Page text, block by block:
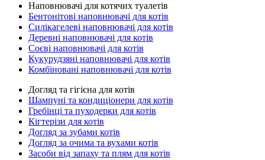
Наповнювачі для котячих туалетів
Бентонітові наповнювачі для котів
Силікагелеві наповнювачі для котів
Деревні наповнювачі для котів
Соєві наповнювачі для котів
Кукурудзяні наповнювачі для котів
Комбіновані наповнювачі для котів
Догляд та гігієна для котів
Шампуні та кондиціонери для котів
Гребінці та пуходерки для котів
Кігтерізи для котів
Догляд за зубами котів
Догляд за очима та вухами котів
Засоби від запаху та плям для котів